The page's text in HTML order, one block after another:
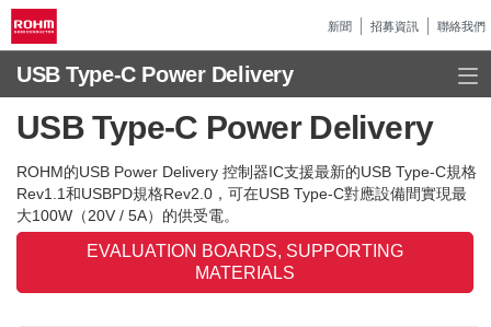
新聞 招募資訊 聯絡我們
USB Type-C Power Delivery
USB Type-C Power Delivery
ROHM的USB Power Delivery 控制器IC支援最新的USB Type-C規格
Rev1.1和USBPD規格Rev2.0，可在USB Type-C對應設備間實現最
大100W（20V / 5A）的供受電。
EVALUATION BOARDS, SUPPORTING
MATERIALS